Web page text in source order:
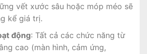
vết xước sâu hoặc móp méo sẽ
kể giá trị.
động: Tất cả các chức năng từ
cao (màn hình, cảm ứng,